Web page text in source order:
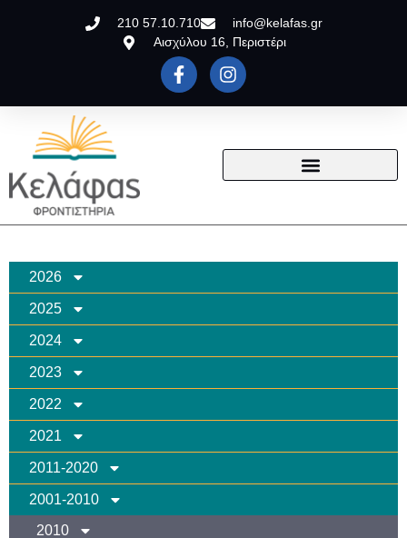
210 57.10.710
info@kelafas.gr
Αισχύλου 16, Περιστέρι
2026
2025
2024
2023
2022
2021
2011-2020
2001-2010
2010